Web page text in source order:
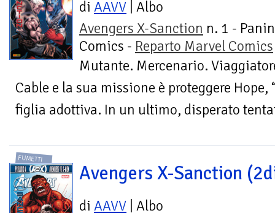
di AAVV | Albo
Avengers X-Sanction n. 1 -
Comics - Reparto Marvel Comics
Mutante. Mercenario.
Cable e la sua missione è proteggere Hope,
figlia adottiva. In un ultimo, disperato
FUMETTI
Avengers X-Sanction
di AAVV | Albo